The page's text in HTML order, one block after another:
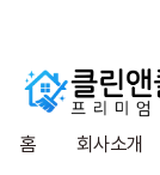
홈 회사소개